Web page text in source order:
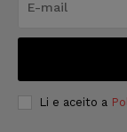
Li e aceito a